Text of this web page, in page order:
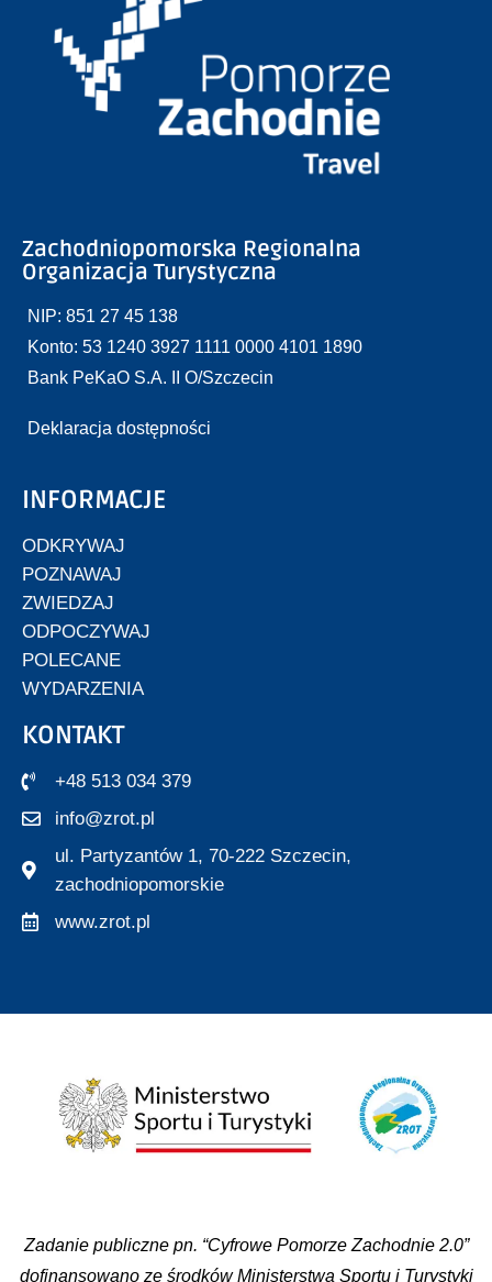
Zachodniopomorska Regionalna
Organizacja Turystyczna
NIP: 851 27 45 138
Konto: 53 1240 3927 1111 0000 4101 1890
Bank PeKaO S.A. II O/Szczecin
Deklaracja dostępności
INFORMACJE
ODKRYWAJ
POZNAWAJ
ZWIEDZAJ
ODPOCZYWAJ
POLECANE
WYDARZENIA
KONTAKT
+48 513 034 379
info@zrot.pl
ul. Partyzantów 1, 70-222 Szczecin,
zachodniopomorskie
www.zrot.pl
Zadanie publiczne pn. “Cyfrowe Pomorze Zachodnie 2.0”
dofinansowano ze środków Ministerstwa Sportu i Turystyki